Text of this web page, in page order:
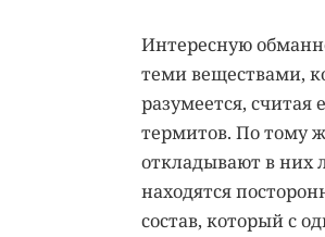
Интересную
теми веществами,
разумеется, считая
термитов. По тому
откладывают в них
находятся
состав, который с